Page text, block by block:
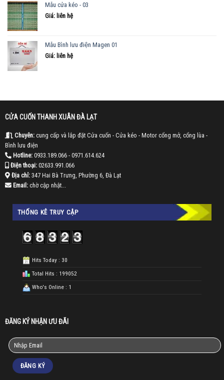
Mẫu cửa kéo - 03
Giá: liên hệ
Mẫu Bình lưu điện Magen 01
Giá: liên hệ
CỬA CUỐN THANH XUÂN ĐÀ LẠT
Chuyên:cung cấp và lắp đặt Cửa cuốn - Cửa kéo - Motor cổng mở, cổng lùa -
Bình lưu điện
Hotline: 0933.189.066- 0971.614.624
Điện thoại:02633.991.066
Địa chỉ:347 Hai Bà Trưng, Phường 6, Đà Lạt
Email:chờ cập nhật...
THỐNG KÊ TRUY CẬP
Hits Today : 30
Total Hits : 199052
Who's Online : 1
ĐĂNG KÝ NHẬN ƯU ĐÃI